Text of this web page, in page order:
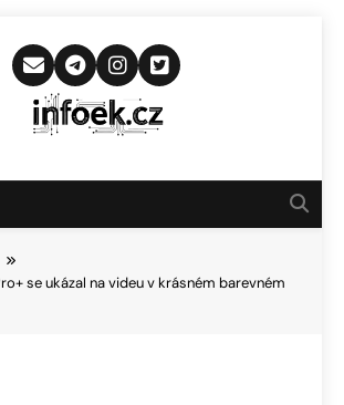
Infoek.cz
Novinkám
se ukázal na videu v krásném barevném